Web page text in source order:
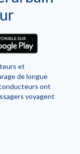
et
de longue
ont
voyagent